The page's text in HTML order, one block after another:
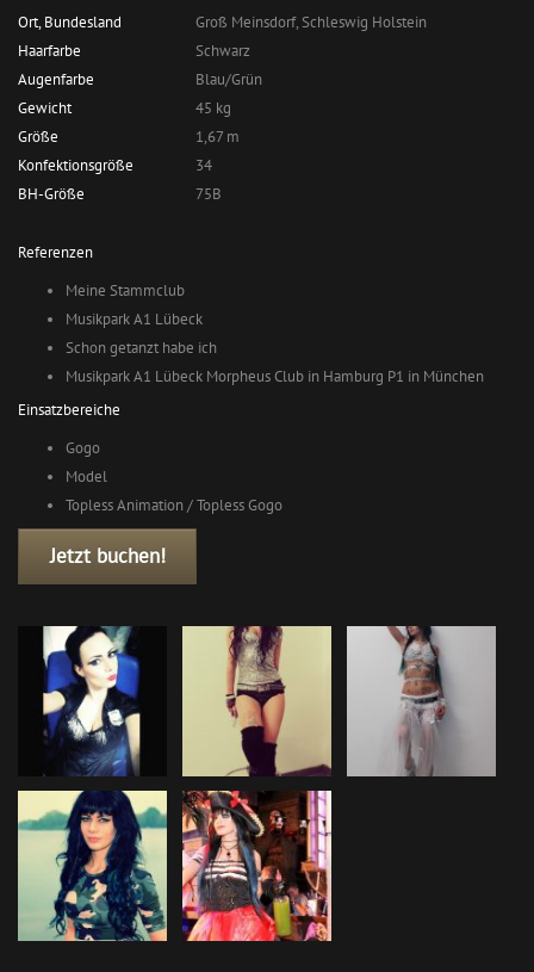
Ort, Bundesland
Groß Meinsdorf, Schleswig Holstein
Haarfarbe
Schwarz
Augenfarbe
Blau/Grün
Gewicht
45 kg
Größe
1,67 m
Konfektionsgröße
34
BH-Größe
75B
Referenzen
Meine Stammclub
Musikpark A1 Lübeck
Schon getanzt habe ich
Musikpark A1 Lübeck Morpheus Club in Hamburg P1 in München
Einsatzbereiche
Gogo
Model
Topless Animation / Topless Gogo
Jetzt buchen!